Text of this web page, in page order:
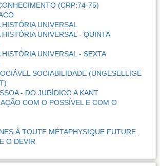
(CRP:74-75)
UNIVERSAL
HISTÓRIA UNIVERSAL - QUINTA
HISTÓRIA UNIVERSAL - SEXTA
SOCIABILIDADE (UNGESELLIGE
- DO JURÍDICO A KANT
COM O POSSÍVEL E COM O
À TOUTE MÉTAPHYSIQUE FUTURE
O DEVIR